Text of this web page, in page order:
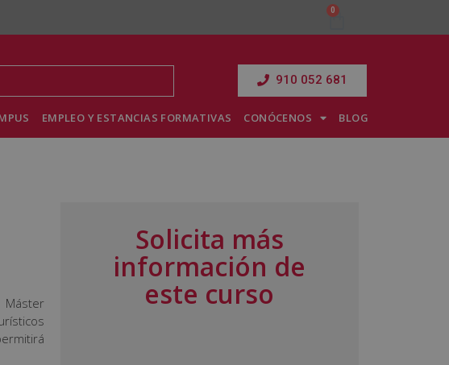
910 052 681
EMPLEO Y ESTANCIAS FORMATIVAS CONÓCENOS BLOG
Máster
Solicita más
información de
este curso